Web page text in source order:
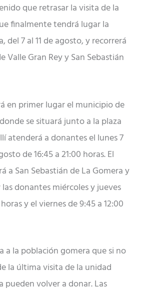
que retrasar la visita de la
finalmente tendrá lugar la
del 7 al 11 de agosto, y recorrerá
Valle Gran Rey y San Sebastián
en primer lugar el municipio de
se situará junto a la plaza
atenderá a donantes el lunes 7
de 16:45 a 21:00 horas. El
a San Sebastián de La Gomera y
donantes miércoles y jueves
y el viernes de 9:45 a 12:00
a la población gomera que si no
la última visita de la unidad
pueden volver a donar. Las